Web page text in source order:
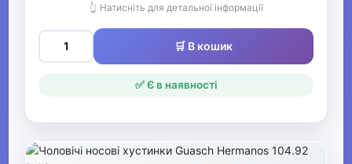
👆 Натисніть для детальної інформації
🛒 В кошик
✅ Є в наявності